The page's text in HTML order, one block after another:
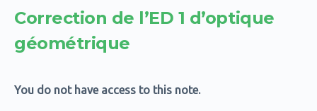
Correction de l’ED 1 d’optique
géométrique
You do not have access to this note.